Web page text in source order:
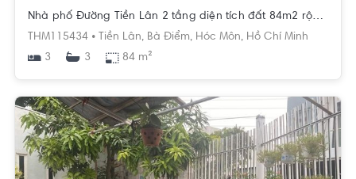
Nhà phố Đường Tiền Lân 2 tầng diện tích đất 84m2 rộng thoáng.
THM115434 •
Tiền Lân, Bà Điểm, Hóc Môn, Hồ Chí Minh
3
3 84 m²